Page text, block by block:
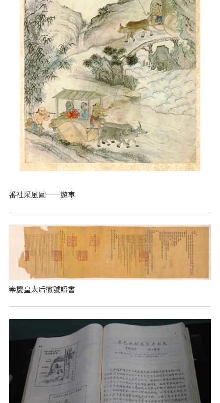
番社采風圖──遊車
崇慶皇太后徽號詔書